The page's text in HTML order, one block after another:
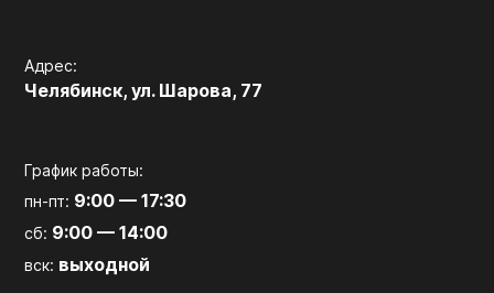
Адрес:
Челябинск, ул. Шарова, 77
График работы:
пн-пт: 9:00 — 17:30
сб: 9:00 — 14:00
вск: выходной